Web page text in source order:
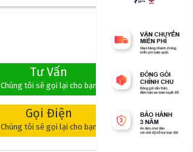
Tư Vấn
Chúng tôi sẽ gọi lại cho bạn
Gọi Điện
Chúng tôi sẽ gọi lại cho bạn